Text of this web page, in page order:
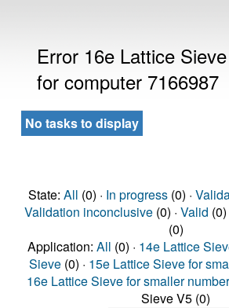
Error 16e Lattice
for computer 7166987
No tasks to display
State: All (0) · In progress(0) ·
Validation inconclusive(0) · Valid (0)
(0)
Application: All (0) · 14e Lattice
Sieve (0) · 15e Lattice Sieve for
16e Lattice Sieve for smaller
Sieve V5 (0)